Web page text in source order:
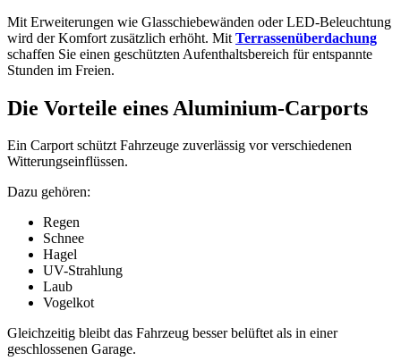
Mit Erweiterungen wie Glasschiebewänden oder LED-Beleuchtung
wird der Komfort zusätzlich erhöht. Mit Terrassenüberdachung
schaffen Sie einen geschützten Aufenthaltsbereich für entspannte
Stunden im Freien.
Die Vorteile eines Aluminium-Carports
Ein Carport schützt Fahrzeuge zuverlässig vor verschiedenen
Witterungseinflüssen.
Dazu gehören:
Regen
Schnee
Hagel
UV-Strahlung
Laub
Vogelkot
Gleichzeitig bleibt das Fahrzeug besser belüftet als in einer
geschlossenen Garage.